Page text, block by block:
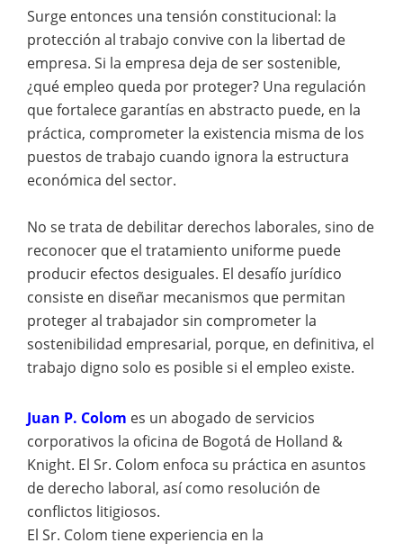
Surge entonces una tensión constitucional: la
protección al trabajo convive con la libertad de
empresa. Si la empresa deja de ser sostenible,
¿qué empleo queda por proteger? Una regulación
que fortalece garantías en abstracto puede, en la
práctica, comprometer la existencia misma de los
puestos de trabajo cuando ignora la estructura
económica del sector.
No se trata de debilitar derechos laborales, sino de
reconocer que el tratamiento uniforme puede
producir efectos desiguales. El desafío jurídico
consiste en diseñar mecanismos que permitan
proteger al trabajador sin comprometer la
sostenibilidad empresarial, porque, en definitiva, el
trabajo digno solo es posible si el empleo existe.
Juan P. Colom es un abogado de servicios
corporativos la oficina de Bogotá de Holland &
Knight. El Sr. Colom enfoca su práctica en asuntos
de derecho laboral, así como resolución de
conflictos litigiosos.
El Sr. Colom tiene experiencia en la